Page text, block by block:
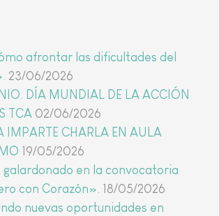
afrontar las dificultades del
23/06/2026
DÍA MUNDIAL DE LA ACCIÓN
TCA 02/06/2026
IMPARTE CHARLA EN AULA
19/05/2026
galardonado en la convocatoria
con Corazón». 18/05/2026
nuevas oportunidades en